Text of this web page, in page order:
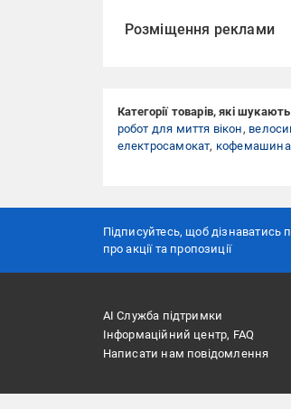
Розміщення реклами
Категорії товарів, які
робот для миття вікон,
електросамокат, кофемашина
Підписуйтесь, щоб дізнаватись
про акції та пропозиції
АІ Служба підтримки
Інформаційний центр, FAQ
Написати нам повідомлення